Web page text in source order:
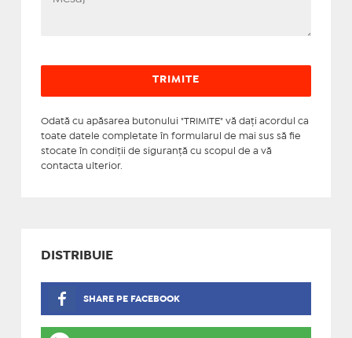
Odată cu apăsarea butonului "TRIMITE" vă daţi acordul ca
toate datele completate în formularul de mai sus să fie
stocate în condiţii de siguranţă cu scopul de a vă
contacta ulterior.
DISTRIBUIE
SHARE PE FACEBOOK